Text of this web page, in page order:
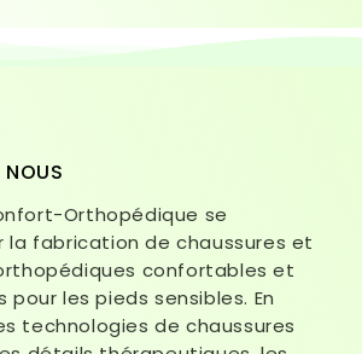
NOUS
Orthopédique se
la fabrication de chaussures et
confortables et
les pieds sensibles. En
technologies de chaussures